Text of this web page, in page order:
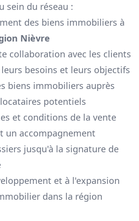
sein du réseau :
des biens immobiliers à
Nièvre
collaboration avec les clients
besoins et leurs objectifs
biens immobiliers auprès
potentiels
et conditions de la vente
un accompagnement
jusqu'à la signature de
et à l'expansion
dans la région